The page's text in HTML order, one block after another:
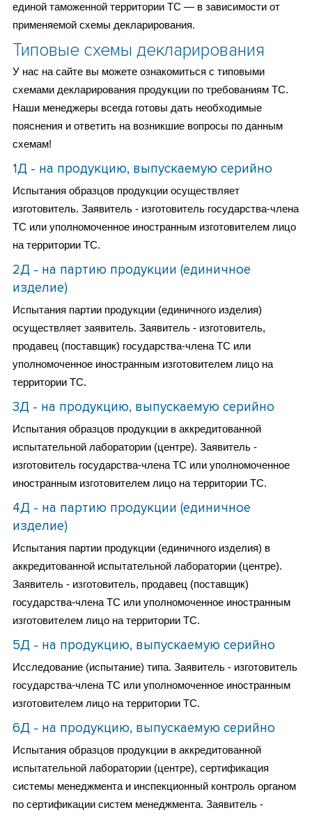
единой таможенной территории ТС — в зависимости от
применяемой схемы декларирования.
Типовые схемы декларирования
У нас на сайте вы можете ознакомиться с типовыми
схемами декларирования продукции по требованиям ТС.
Наши менеджеры всегда готовы дать необходимые
пояснения и ответить на возникшие вопросы по данным
схемам!
1Д - на продукцию, выпускаемую серийно
Испытания образцов продукции осуществляет
изготовитель. Заявитель - изготовитель государства-члена
ТС или уполномоченное иностранным изготовителем лицо
на территории ТС.
2Д - на партию продукции (единичное
изделие)
Испытания партии продукции (единичного изделия)
осуществляет заявитель. Заявитель - изготовитель,
продавец (поставщик) государства-члена ТС или
уполномоченное иностранным изготовителем лицо на
территории ТС.
3Д - на продукцию, выпускаемую серийно
Испытания образцов продукции в аккредитованной
испытательной лаборатории (центре). Заявитель -
изготовитель государства-члена ТС или уполномоченное
иностранным изготовителем лицо на территории ТС.
4Д - на партию продукции (единичное
изделие)
Испытания партии продукции (единичного изделия) в
аккредитованной испытательной лаборатории (центре).
Заявитель - изготовитель, продавец (поставщик)
государства-члена ТС или уполномоченное иностранным
изготовителем лицо на территории ТС.
5Д - на продукцию, выпускаемую серийно
Исследование (испытание) типа. Заявитель - изготовитель
государства-члена ТС или уполномоченное иностранным
изготовителем лицо на территории ТС.
6Д - на продукцию, выпускаемую серийно
Испытания образцов продукции в аккредитованной
испытательной лаборатории (центре), сертификация
системы менеджмента и инспекционный контроль органом
по сертификации систем менеджмента. Заявитель -